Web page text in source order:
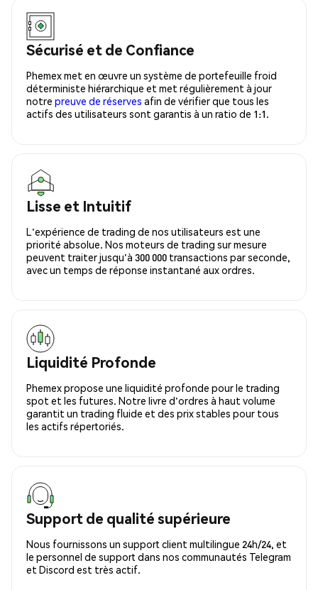
Sécurisé et de Confiance
Phemex met en œuvre un système de portefeuille froid
déterministe hiérarchique et met régulièrement à jour
notre preuve de réserves afin de vérifier que tous les
actifs des utilisateurs sont garantis à un ratio de 1:1.
Lisse et Intuitif
L'expérience de trading de nos utilisateurs est une
priorité absolue. Nos moteurs de trading sur mesure
peuvent traiter jusqu'à 300 000 transactions par seconde,
avec un temps de réponse instantané aux ordres.
Liquidité Profonde
Phemex propose une liquidité profonde pour le trading
spot et les futures. Notre livre d'ordres à haut volume
garantit un trading fluide et des prix stables pour tous
les actifs répertoriés.
Support de qualité supérieure
Nous fournissons un support client multilingue 24h/24, et
le personnel de support dans nos communautés Telegram
et Discord est très actif.